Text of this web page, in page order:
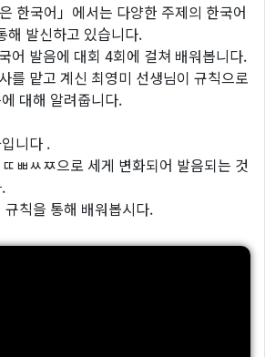
한국어」에서는 다양한 주제의 한국어
발신하고 있습니다.
어 발음에 대회 4회에 걸쳐 배워봅니다.
를 맡고 계신 최영미 선생님이 규칙으로
대해 알려줍니다.
니다 .
ㅃㅆㅉ으로 세게 변화되어 발음되는 것
칙을 통해 배워봅시다.